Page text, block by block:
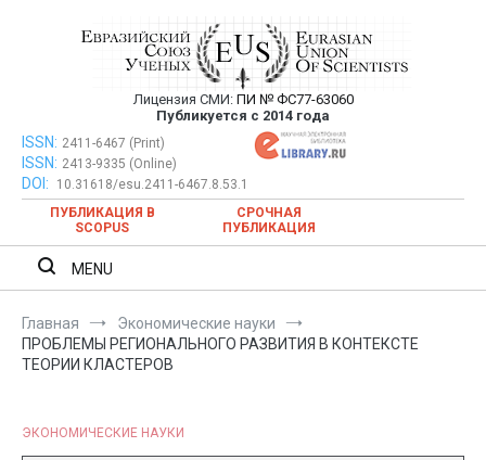
Евразийский Союз Ученых —
публикация научных статей в
ежемесячном научном журнале
Лицензия СМИ: ПИ № ФС77-63060
Публикуется с 2014 года
Евразийский Союз Ученых — публикация научных статей в
ежемесячном научном журнале
ISSN: 2411-6467 (Print)
ISSN: 2413-9335 (Online)
DOI:
10.31618/esu.2411-6467.8.53.1
ПУБЛИКАЦИЯ В
SCOPUS
СРОЧНАЯ
ПУБЛИКАЦИЯ
MENU
Главная
Экономические науки
ПРОБЛЕМЫ РЕГИОНАЛЬНОГО РАЗВИТИЯ В КОНТЕКСТЕ
ТЕОРИИ КЛАСТЕРОВ
ЭКОНОМИЧЕСКИЕ НАУКИ